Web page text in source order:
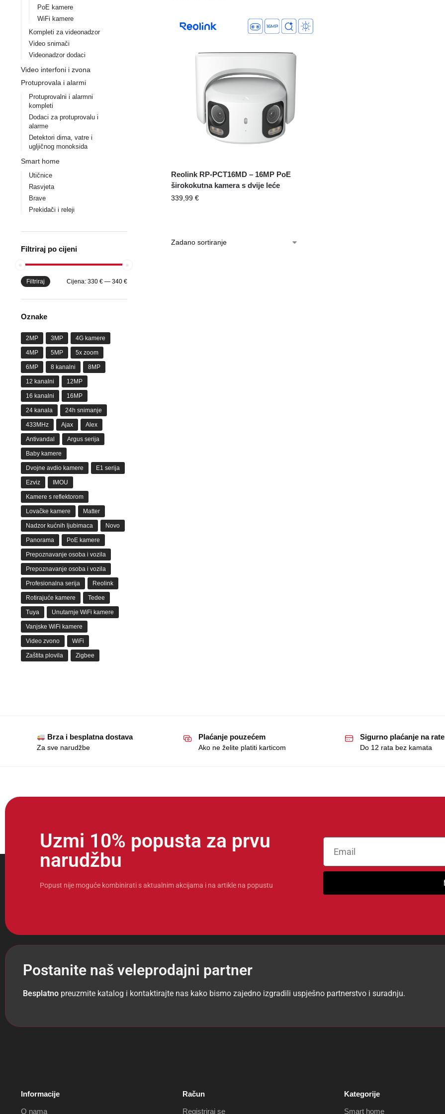
Reolink RP-PCT16MD – 16MP PoE
širokokutna kamera s dvije leće
339,99€
PoE kamere
WiFi kamere
Kompleti za videonadzor
Video snimači
Videonadzor dodaci
Video interfoni i zvona
Protuprovala i alarmi
Protuprovalni i alarmni
kompleti
Dodaci za protuprovalu i
alarme
Detektori dima, vatre i
ugljičnog monoksida
Smart home
Utičnice
Rasvjeta
Brave
Prekidači i releji
Filtriraj po cijeni
Filtriraj Cijena:330 € —340 €
Oznake
2MP 3MP 4G kamere
4MP 5MP 5x zoom
6MP 8 kanalni 8MP
12 kanalni 12MP
16 kanalni 16MP
24 kanala 24h snimanje
433MHz Ajax Alex
Antivandal Argus serija
Baby kamere
Dvojne avdio kamere E1 serija
Ezviz IMOU
Kamere s reflektorom
Lovačke kamere Matter
Nadzor kućnih ljubimaca Novo
Panorama PoE kamere
Prepoznavanje osoba i vozila
Prepoznavanje osoba i vozila
Profesionalna serija Reolink
Rotirajuće kamere Tedee
Tuya Unutarnje WiFi kamere
Vanjske WiFi kamere
Video zvono WiFi
Zaštita plovila Zigbee
Brza i besplatna dostava
Za sve narudžbe
Plaćanje pouzećem
Ako ne želite platiti karticom
Sigurno plaćanje na rate
Do 12 rata bez kamata
Uzmi 10% popusta za prvu
narudžbu
Popust nije moguće kombinirati s aktualnim akcijama i na artikle na popustu
Postanite naš veleprodajni partner
Besplatno preuzmite katalog i kontaktirajte nas kako bismo zajedno izgradili uspješno partnerstvo i suradnju.
Informacije
O nama
Račun
Registriraj se
Kategorije
Smart home